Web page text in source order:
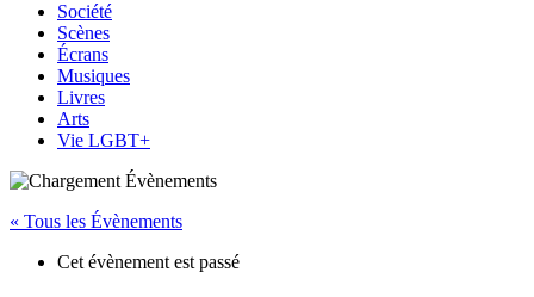
Société
Scènes
Écrans
Musiques
Livres
Arts
Vie LGBT+
« Tous les Évènements
Cet évènement est passé